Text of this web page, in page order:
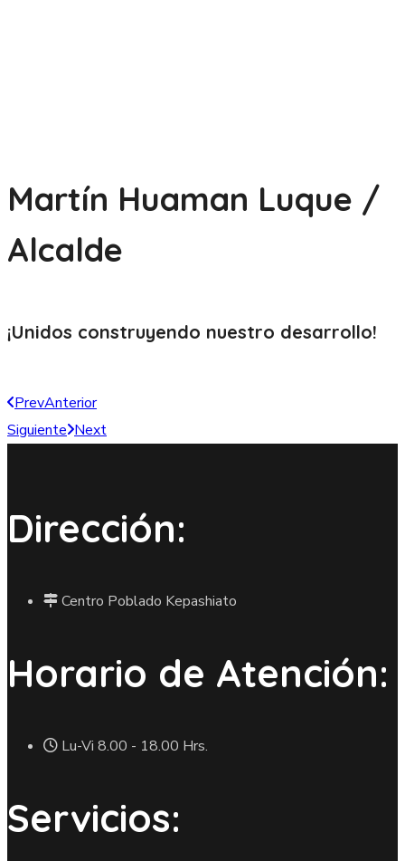
Martín Huaman Luque /
Alcalde
¡Unidos construyendo nuestro desarrollo!
PrevAnterior
Siguiente Next
Dirección:
Centro Poblado Kepashiato
Horario de Atención:
Lu-Vi 8.00 - 18.00 Hrs.
Servicios: